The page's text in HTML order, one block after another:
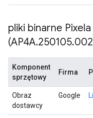
pliki binarne
(AP4A.250105.
Komponent
sprzętowy
Firma
Obraz
dostawcy
Google